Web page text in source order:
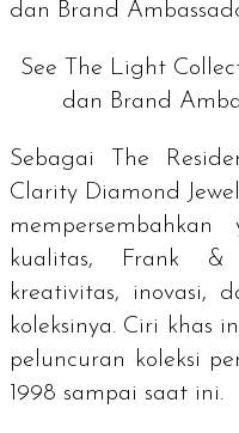
See The Light
dan Brand
Sebagai
The
Clarity Diamond
kualitas, Frank
kreativitas, inovasi,
koleksinya. Ciri khas
peluncuran koleksi
1998 sampai saat ini.